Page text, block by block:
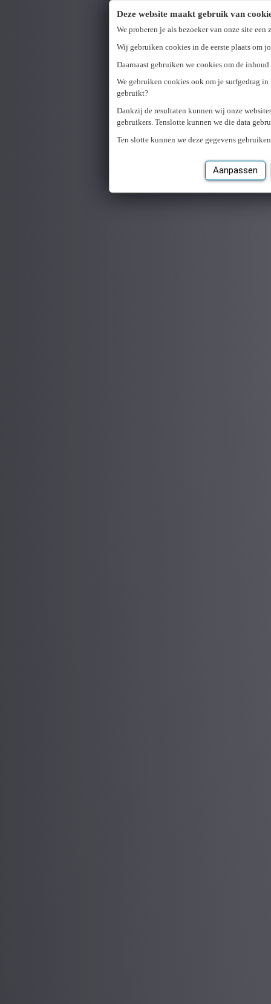
Deze website maakt gebruik van
We proberen je als bezoeker van onze site
Wij gebruiken cookies in de eerste plaats om
Daarnaast gebruiken we cookies om de
We gebruiken cookies ook om je surfgedrag
gebruikt?
Dankzij de resultaten kunnen wij onze
gebruikers. Tenslotte kunnen we die data
Ten slotte kunnen we deze gegevens
Aanpassen